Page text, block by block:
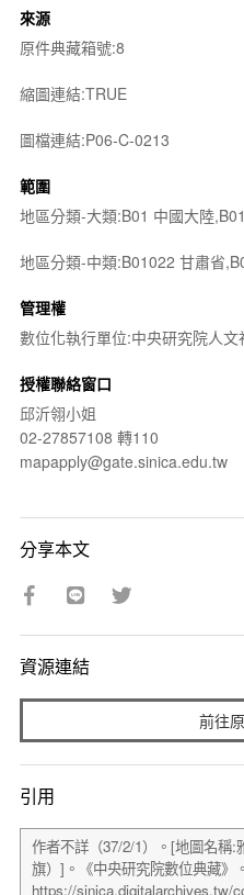
來源
原件典藏箱號:8
縮圖連結:TRUE
圖檔連結:P06-C-0213
範圍
地區分類-大類:B01 中國大陸
地區分類-中類:B01022 甘肅省
管理權
數位化執行單位:中央研究院人
授權聯絡窗口
邱沂翎小姐
02-27857108 轉110
mapapply@gate.sinica.edu.tw
分享本文
資源連結
前往
引用